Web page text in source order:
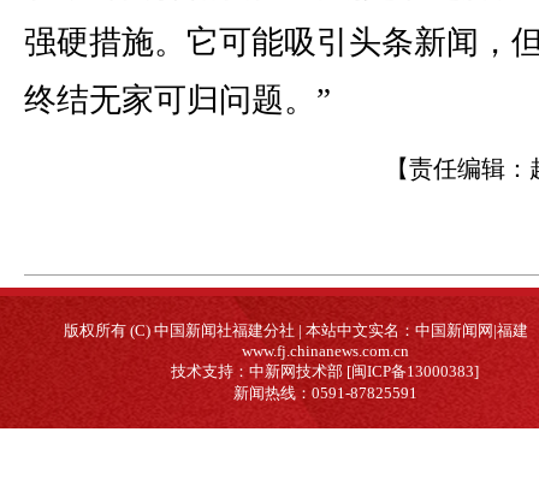
强硬措施。它可能吸引头条新闻，
终结无家可归问题。”
【责任编辑：
版权所有 (C) 中国新闻社福建分社 | 本站中文实名：中国新闻网|福建
www.fj.chinanews.com.cn
技术支持：中新网技术部 [闽ICP备13000383]
新闻热线：0591-87825591